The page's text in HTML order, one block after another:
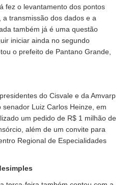
fez o levantamento dos pontos
transmissão dos dados e a
também já é uma questão
iniciar ainda no segundo
o prefeito de Pantano Grande,
do Cisvale e da Amvarp
Luiz Carlos Heinze, em
um pedido de R$ 1 milhão de
além de um convite para
Regional de Especialidades